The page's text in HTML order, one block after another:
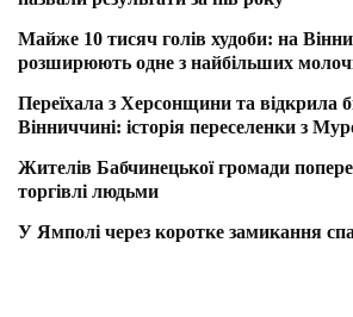
Майже 10 тисяч голів худоби: на
розширюють одне з найбільших
Переїхала з Херсонщини та відкрила
Вінниччині: історія переселенки з
Жителів Бабчинецької громади
торгівлі людьми
У Ямполі через коротке замикання